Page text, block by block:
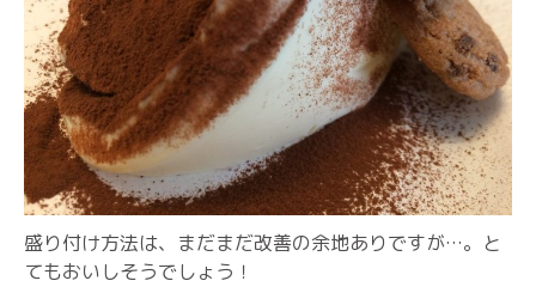
盛り付け方法は、まだまだ改善の余地ありですが…。と
てもおいしそうでしょう！